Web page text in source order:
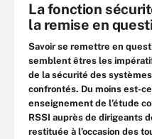
La fonction
la remise en
Savoir se remettre en
semblent êtres les
de la sécurité des
confrontés. Du moins est-
enseignement de l’étude
RSSI auprès de dirigeants
restituée à l’occasion des